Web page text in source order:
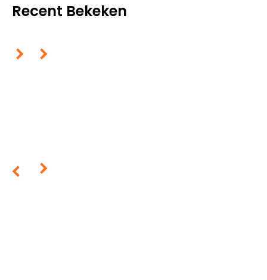
Recent Bekeken